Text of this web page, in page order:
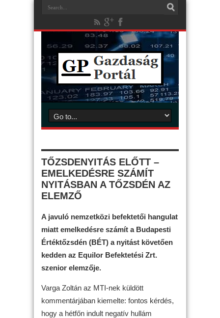
TŐZSDENYITÁS ELŐTT –
EMELKEDÉSRE SZÁMÍT
NYITÁSBAN A TŐZSDÉN AZ
ELEMZŐ
A javuló nemzetközi befektetői hangulat
miatt emelkedésre számít a Budapesti
Értéktőzsdén (BÉT) a nyitást követően
kedden az Equilor Befektetési Zrt.
szenior elemzője.
Varga Zoltán az MTI-nek küldött
kommentárjában kiemelte: fontos kérdés,
hogy a hétfőn indult negatív hullám